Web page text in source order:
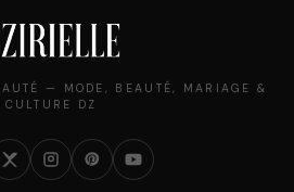
— MODE, BEAUTÉ, MARIAGE &
CULTURE DZ